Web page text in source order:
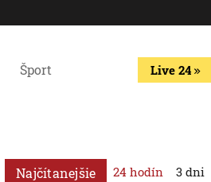
Šport Live 24
Najčítanejšie 24 hodín 3 dni